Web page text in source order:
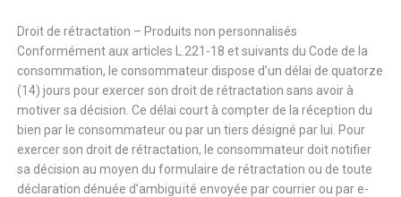
Droit de rétractation – Produits non personnalisés
Conformément aux articles L.221-18 et suivants du Code de la
consommation, le consommateur dispose d’un délai de quatorze
(14) jours pour exercer son droit de rétractation sans avoir à
motiver sa décision. Ce délai court à compter de la réception du
bien par le consommateur ou par un tiers désigné par lui. Pour
exercer son droit de rétractation, le consommateur doit notifier
sa décision au moyen du formulaire de rétractation ou de toute
déclaration dénuée d’ambiguïté envoyée par courrier ou par e-